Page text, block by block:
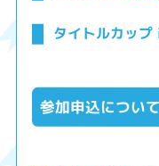
タイトルカッ
参加申込について